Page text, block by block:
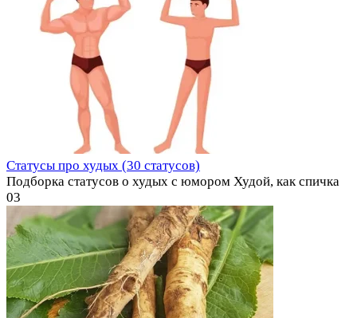
Статусы про худых (30 статусов)
Подборка статусов о худых с юмором Худой, как спичка
03